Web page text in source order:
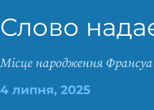
Слово
Місце народження
4 липня, 2025